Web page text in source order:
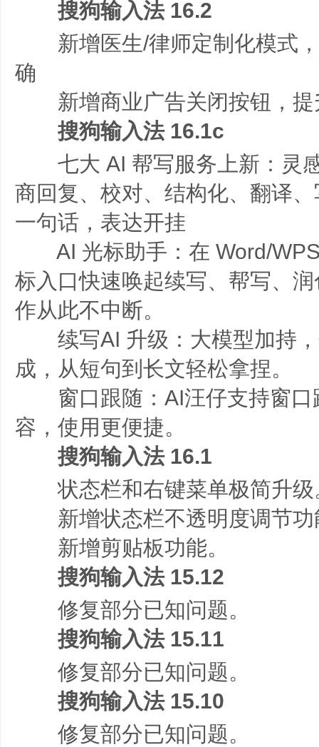
搜狗输入法 16.2
新增医生/律师定制化模式，
确
新增商业广告关闭按钮，提
搜狗输入法 16.1c
七大 AI 帮写服务上新：灵
商回复、校对、结构化、翻译
一句话，表达开挂
AI 光标助手：在 Word/WPS
标入口快速唤起续写、帮写、
作从此不中断。
续写AI 升级：大模型加持，
成，从短句到长文轻松拿捏。
窗口跟随：AI汪仔支持窗口
容，使用更便捷。
搜狗输入法 16.1
状态栏和右键菜单极简升级
新增状态栏不透明度调节功
新增剪贴板功能。
搜狗输入法 15.12
修复部分已知问题。
搜狗输入法 15.11
修复部分已知问题。
搜狗输入法 15.10
修复部分已知问题。